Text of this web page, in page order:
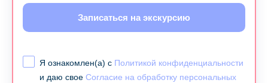
Записаться на экскурсию
Я ознакомлен(а) с Политикой конфиденциальности
и даю свое Согласие на обработку персональных